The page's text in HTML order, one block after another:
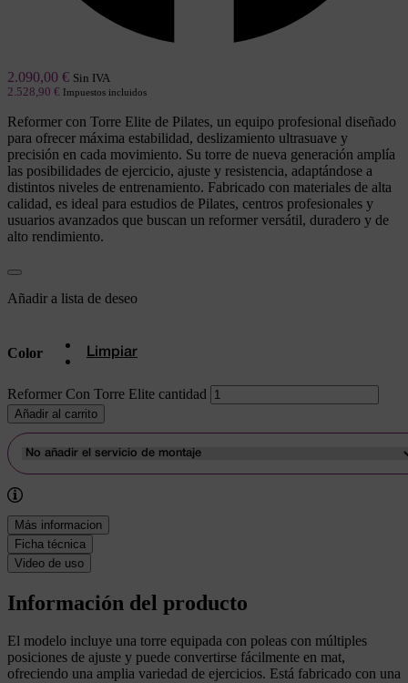
2.090,00 € Sin IVA
2.528,90 € Impuestos incluidos
Reformer con Torre Elite de Pilates, un equipo profesional diseñado
para ofrecer máxima estabilidad, deslizamiento ultrasuave y
precisión en cada movimiento. Su torre de nueva generación amplía
las posibilidades de ejercicio, ajuste y resistencia, adaptándose a
distintos niveles de entrenamiento. Fabricado con materiales de alta
calidad, es ideal para estudios de Pilates, centros profesionales y
usuarios avanzados que buscan un reformer versátil, duradero y de
alto rendimiento.
Añadir a lista de deseo
Color Limpiar
Reformer Con Torre Elite cantidad
Añadir al carrito
Más informacion
Ficha técnica
Video de uso
Información del producto
El modelo incluye una torre equipada con poleas con múltiples
posiciones de ajuste y puede convertirse fácilmente en mat,
ofreciendo una amplia variedad de ejercicios. Está fabricado con una